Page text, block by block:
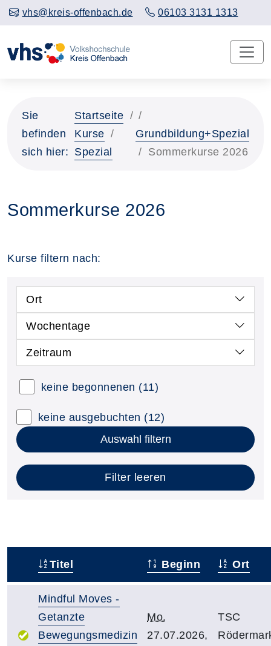
vhs@kreis-offenbach.de 06103 3131 1313
Sie
befinden
sich hier:
Startseite
Kurse
Spezial
Grundbildung+Spezial
Sommerkurse 2026
Sommerkurse 2026
Kurse filtern nach:
Ort
Wochentage
Zeitraum
keine begonnenen (11)
keine ausgebuchten (12)
Auswahl filtern
Filter leeren
Titel Beginn Ort
Mindful Moves -
Getanzte
Bewegungsmedizin
Mo.
27.07.2026,
TSC